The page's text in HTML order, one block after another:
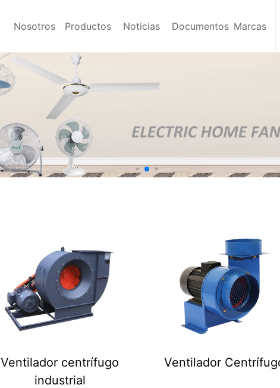
Nosotros Productos Noticias Documentos Marcas
Ventilador centrífugo
industrial
Ventilador